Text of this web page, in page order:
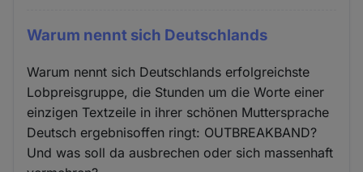
Warum nennt sich Deutschlands
Warum nennt sich Deutschlands erfolgreichste
Lobpreisgruppe, die Stunden um die Worte einer
einzigen Textzeile in ihrer schönen Muttersprache
Deutsch ergebnisoffen ringt: OUTBREAKBAND?
Und was soll da ausbrechen oder sich massenhaft